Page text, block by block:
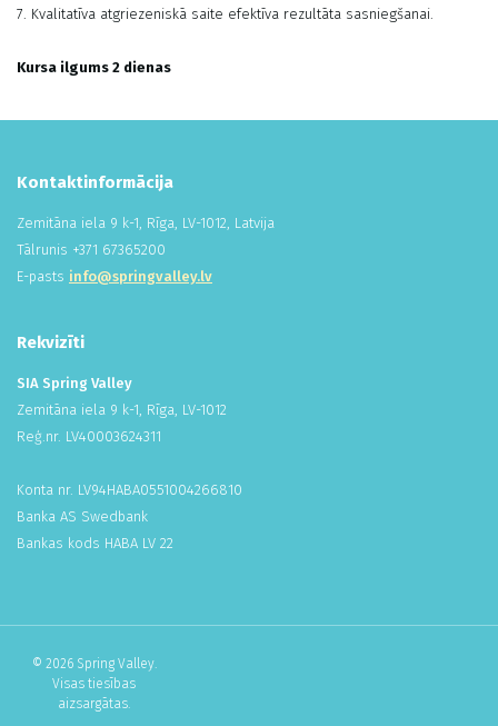
7. Kvalitatīva atgriezeniskā saite efektīva rezultāta sasniegšanai.
Kursa ilgums 2 dienas
Kontaktinformācija
Zemitāna iela 9 k-1, Rīga, LV-1012, Latvija
Tālrunis +371 67365200
E-pasts info@springvalley.lv
Rekvizīti
SIA Spring Valley
Zemitāna iela 9 k-1, Rīga, LV-1012
Reģ.nr. LV40003624311
Konta nr. LV94HABA0551004266810
Banka AS Swedbank
Bankas kods HABA LV 22
© 2026 Spring Valley.
Visas tiesības
aizsargātas.